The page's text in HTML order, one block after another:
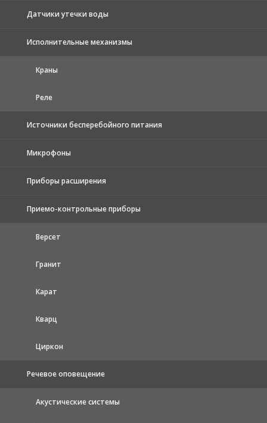
Датчики утечки воды
Исполнительные механизмы
Краны
Реле
Источники бесперебойного питания
Микрофоны
Приборы расширения
Приемо-контрольные приборы
Версет
Гранит
Карат
Кварц
Циркон
Речевое оповещение
Акустические системы